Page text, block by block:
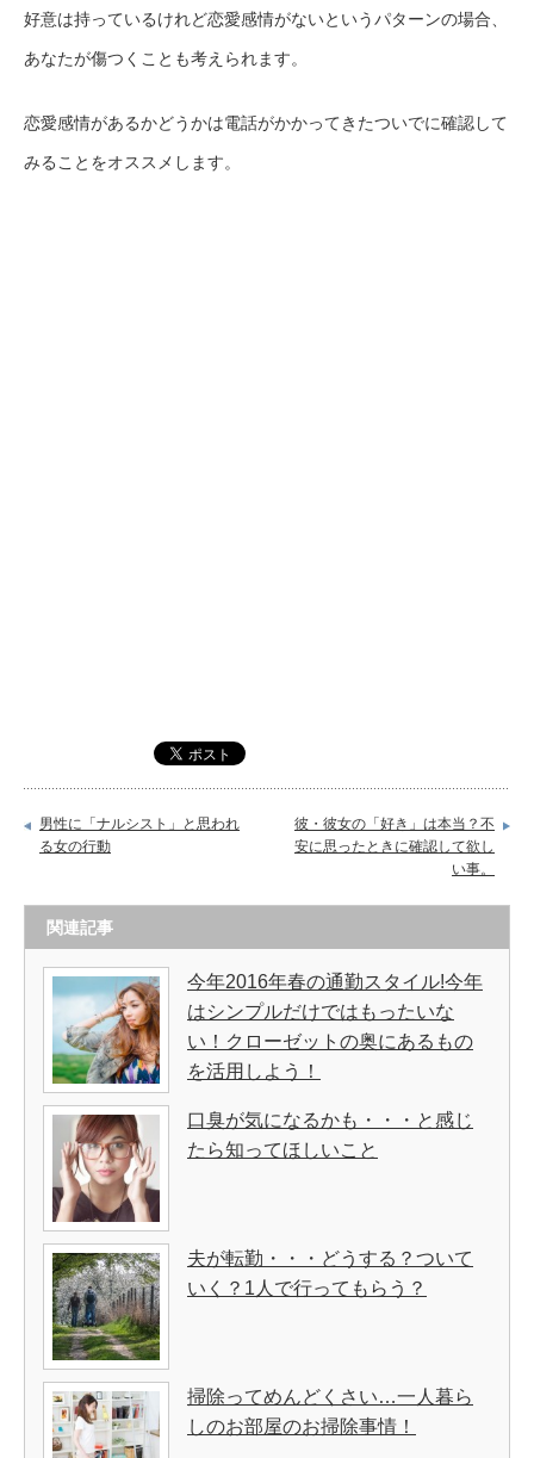
好意は持っているけれど恋愛感情がないというパターンの場合、
あなたが傷つくことも考えられます。
恋愛感情があるかどうかは電話がかかってきたついでに確認して
みることをオススメします。
男性に「ナルシスト」と思われ
る女の行動
彼・彼女の「好き」は本当？不
安に思ったときに確認して欲し
い事。
関連記事
今年2016年春の通勤スタイル!今年
はシンプルだけではもったいな
い！クローゼットの奥にあるもの
を活用しよう！
口臭が気になるかも・・・と感じ
たら知ってほしいこと
夫が転勤・・・どうする？ついて
いく？1人で行ってもらう？
掃除ってめんどくさい…一人暮ら
しのお部屋のお掃除事情！